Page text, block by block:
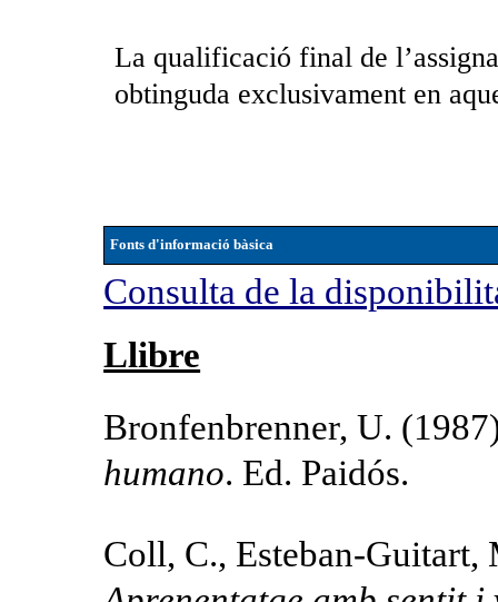
La qualificació final de
obtinguda exclusivament en
Fonts d'informació bàsica
Consulta de la
Llibre
Bronfenbrenner, U.
humano. Ed. Paidós.
Coll, C., Esteban-Guitart,